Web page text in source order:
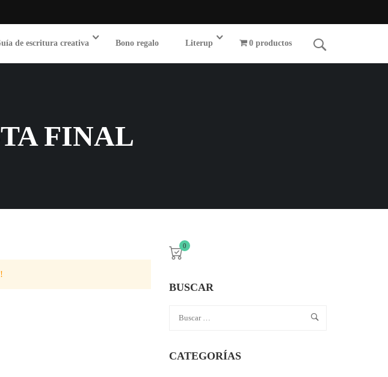
de escritura creativa Bono regalo Literup 0 productos
FINAL
0
BUSCAR
CATEGORÍAS